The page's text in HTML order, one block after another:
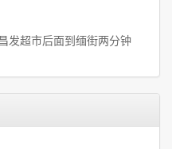
发超市后面到缅街两分钟